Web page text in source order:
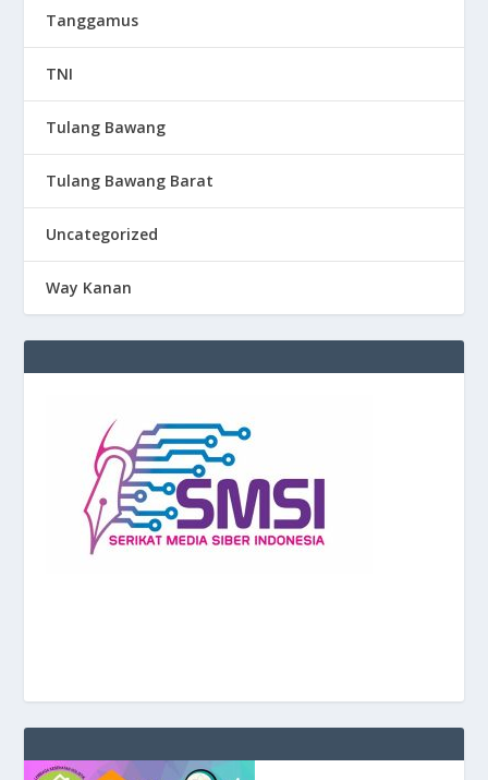
Tanggamus
TNI
Tulang Bawang
Tulang Bawang Barat
Uncategorized
Way Kanan